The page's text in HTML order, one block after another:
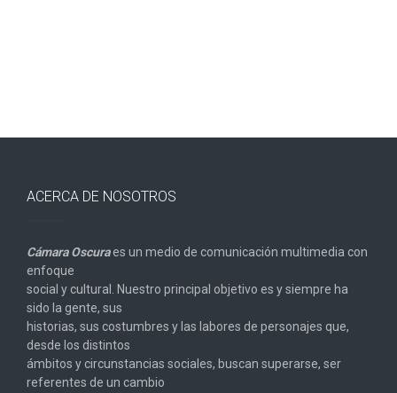
ACERCA DE NOSOTROS
Cámara Oscuraes un medio de comunicación multimedia con
enfoque
social y cultural. Nuestro principal objetivo es y siempre ha
sido la gente, sus
historias, sus costumbres y las labores de personajes que,
desde los distintos
ámbitos y circunstancias sociales, buscan superarse, ser
referentes de un cambio